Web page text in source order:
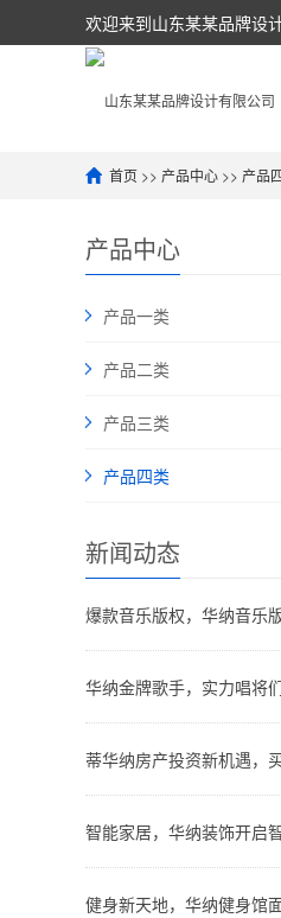
欢迎来到山东某某品牌设
首页 >> 产品中心 >> 产品
产品中心
产品一类
产品二类
产品三类
产品四类
新闻动态
蒂华纳房产投资新机遇，
智能家居，华纳装饰开启
健身新天地，华纳健身馆